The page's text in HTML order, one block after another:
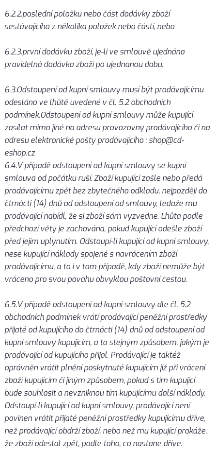
6.2.2.poslední položku nebo část dodávky zboží
sestávajícího z několika položek nebo částí, nebo
6.2.3.první dodávku zboží, je-li ve smlouvě ujednána
pravidelná dodávka zboží po ujednanou dobu.
6.3.Odstoupení od kupní smlouvy musí být prodávajícímu
odesláno ve lhůtě uvedené v čl. 5.2 obchodních
podmínek.Odstoupení od kupní smlouvy může kupující
zasílat mimo jiné na adresu provozovny prodávajícího či na
adresu elektronické pošty prodávajícího : shop@cd-
eshop.cz
6.4.V případě odstoupení od kupní smlouvy se kupní
smlouva od počátku ruší. Zboží kupující zašle nebo předá
prodávajícímu zpět bez zbytečného odkladu, nejpozději do
čtrnácti (14) dnů od odstoupení od smlouvy, ledaže mu
prodávající nabídl, že si zboží sám vyzvedne. Lhůta podle
předchozí věty je zachována, pokud kupující odešle zboží
před jejím uplynutím. Odstoupí-li kupující od kupní smlouvy,
nese kupující náklady spojené s navrácením zboží
prodávajícímu, a to i v tom případě, kdy zboží nemůže být
vráceno pro svou povahu obvyklou poštovní cestou.
6.5.V případě odstoupení od kupní smlouvy dle čl. 5.2
obchodních podmínek vrátí prodávající peněžní prostředky
přijaté od kupujícího do čtrnácti (14) dnů od odstoupení od
kupní smlouvy kupujícím, a to stejným způsobem, jakým je
prodávající od kupujícího přijal. Prodávající je taktéž
oprávněn vrátit plnění poskytnuté kupujícím již při vrácení
zboží kupujícím či jiným způsobem, pokud s tím kupující
bude souhlasit a nevzniknou tím kupujícímu další náklady.
Odstoupí-li kupující od kupní smlouvy, prodávající není
povinen vrátit přijaté peněžní prostředky kupujícímu dříve,
než prodávající obdrží zboží, nebo než mu kupující prokáže,
že zboží odeslal zpět, podle toho, co nastane dříve.